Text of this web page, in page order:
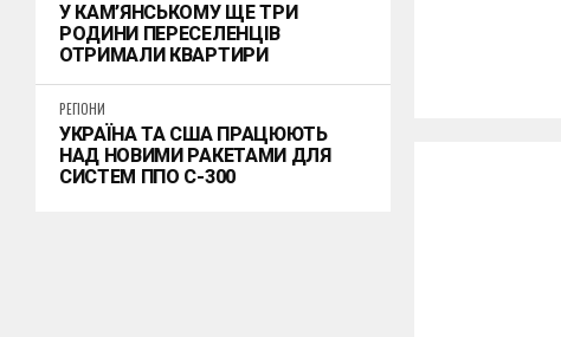
У КАМ’ЯНСЬКОМУ ЩЕ ТРИ
РОДИНИ ПЕРЕСЕЛЕНЦІВ
ОТРИМАЛИ КВАРТИРИ
РЕГІОНИ
УКРАЇНА ТА США ПРАЦЮЮТЬ
НАД НОВИМИ РАКЕТАМИ ДЛЯ
СИСТЕМ ППО С-300